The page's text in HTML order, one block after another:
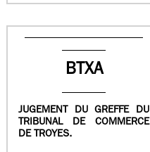
BTXA
JUGEMENT DU GREFFE DU
TRIBUNAL DE COMMERCE
DE TROYES.